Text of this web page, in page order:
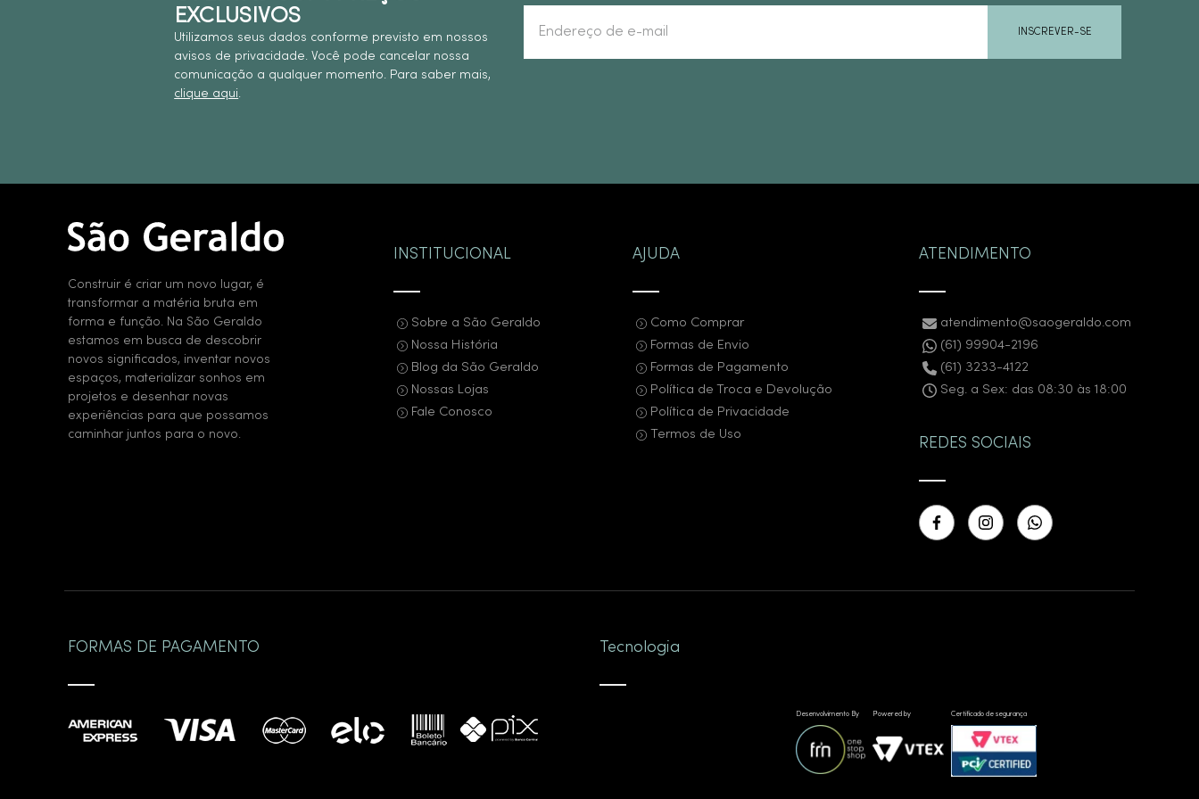
EXCLUSIVOS
Utilizamos seus dados conforme previsto em nossos
avisos de privacidade. Você pode cancelar nossa
comunicação a qualquer momento. Para saber mais,
clique aqui
INSCREVER-SE
Construir é criar um novo lugar, é
transformar a matéria bruta em
forma e função. Na São Geraldo
estamos em busca de descobrir
novos significados, inventar novos
espaços, materializar sonhos em
projetos e desenhar novas
experiências para que possamos
caminhar juntos para o novo.
INSTITUCIONAL
Sobre a São Geraldo
Nossa História
Blog da São Geraldo
Nossas Lojas
Fale Conosco
AJUDA
Como Comprar
Formas de Envio
Formas de Pagamento
Política de Troca e Devolução
Política de Privacidade
Termos de Uso
ATENDIMENTO
atendimento@saogeraldo.com
(61) 99904-2196
(61) 3233-4122
Seg. a Sex: das 08:30 às 18:00
REDES SOCIAIS
FORMAS DE PAGAMENTO Tecnologia
Desenvolvimento By Powered by Certificado de segurança